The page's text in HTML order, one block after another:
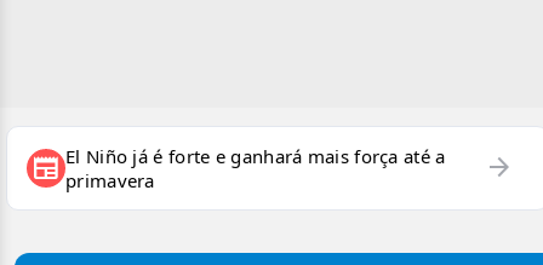
newspaper El Niño já é forte e ganhará mais força até a
primavera
arrow_forward